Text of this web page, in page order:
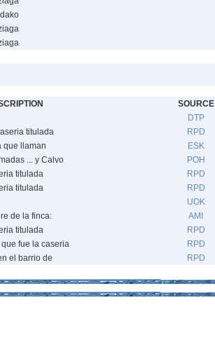
SOURCE
DTP
titulada
RPD
que llaman
ESK
... y Calvo
POH
titulada
RPD
titulada
RPD
UOK
de la finca:
AMI
titulada
RPD
fue la caseria
RPD
el barrio de RPD